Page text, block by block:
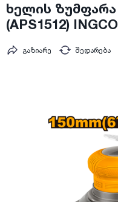
ხელის ზუმფარა
(APS1512) INGCO
შედარება
გაზიარე